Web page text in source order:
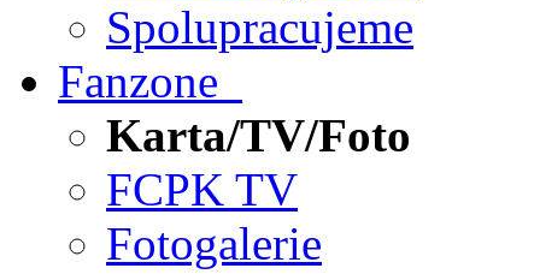
Spolupracujeme
Fanzone
Karta/TV/Foto
FCPK TV
Fotogalerie